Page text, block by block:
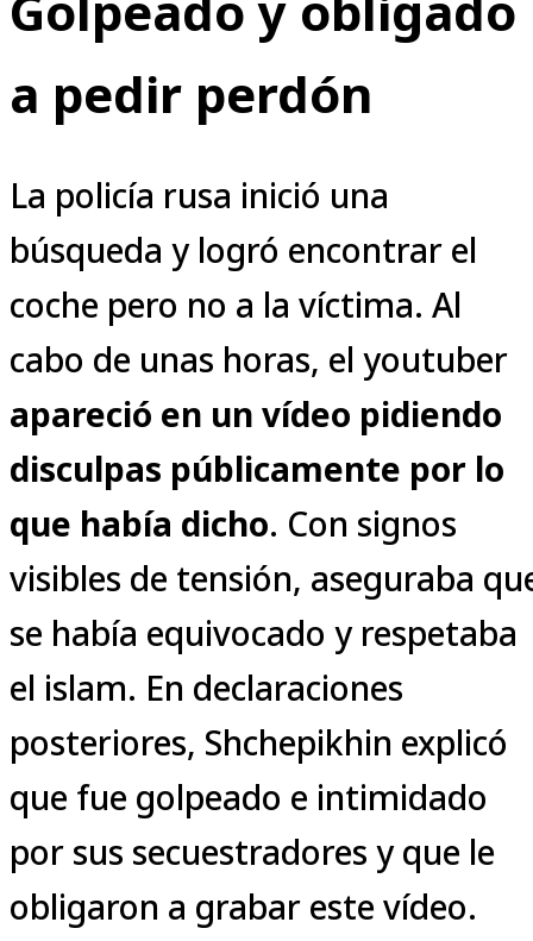
a pedir perdón
La policía rusa inició una
búsqueda y logró encontrar el
coche pero no a la víctima. Al
cabo de unas horas, el youtuber
apareció en un vídeo pidiendo
disculpas públicamente por lo
que había dicho. Con signos
visibles de tensión, aseguraba
se había equivocado y respetaba
el islam. En declaraciones
posteriores, Shchepikhin explicó
que fue golpeado e intimidado
por sus secuestradores y que le
obligaron a grabar este vídeo.